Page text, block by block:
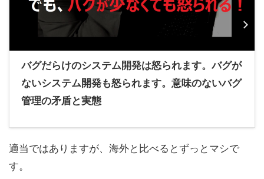
バグだらけのシステム開発は怒られます。バグが
ないシステム開発も怒られます。意味のないバグ
管理の矛盾と実態
適当ではありますが、海外と比べるとずっとマシで
す。